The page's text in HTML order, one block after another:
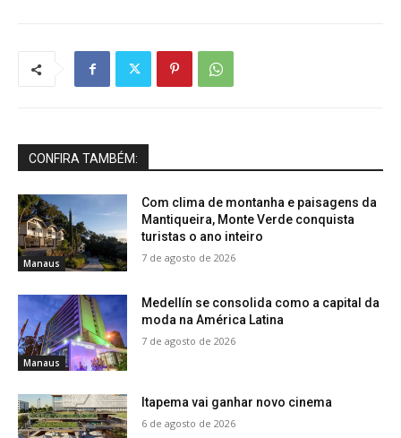
CONFIRA TAMBÉM:
Manaus
Com clima de montanha e paisagens da
Mantiqueira, Monte Verde conquista
turistas o ano inteiro
7 de agosto de 2026
Manaus
Medellín se consolida como a capital da
moda na América Latina
7 de agosto de 2026
Itapema vai ganhar novo cinema
6 de agosto de 2026